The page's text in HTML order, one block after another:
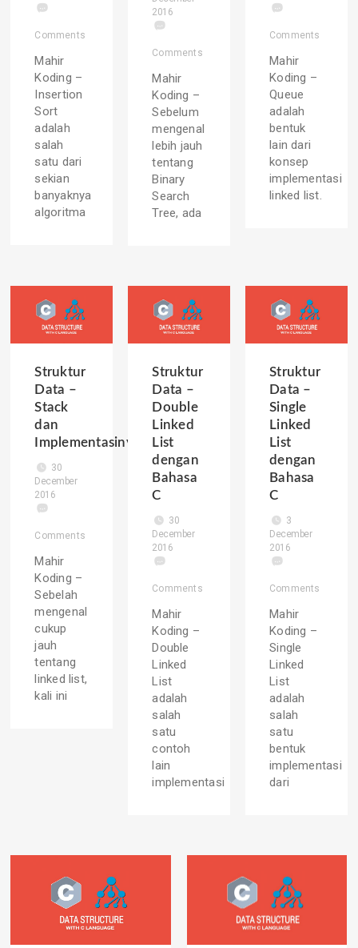
Comments
Mahir
Koding –
Insertion
Sort
adalah
salah
satu dari
sekian
banyaknya
algoritma
2016
Comments
Mahir
Koding –
Sebelum
mengenal
lebih jauh
tentang
Binary
Search
Tree, ada
Comments
Mahir
Koding –
Queue
adalah
bentuk
lain dari
konsep
implementasi
linked list.
Struktur
Data –
Stack
dan
Implementasinya
30
December
2016
Comments
Mahir
Koding –
Sebelah
mengenal
cukup
jauh
tentang
linked list,
kali ini
Struktur
Data –
Double
Linked
List
dengan
Bahasa
C
30
December
2016
Comments
Mahir
Koding –
Double
Linked
List
adalah
salah
satu
contoh
lain
implementasi
Struktur
Data –
Single
Linked
List
dengan
Bahasa
C
3
December
2016
Comments
Mahir
Koding –
Single
Linked
List
adalah
salah
satu
bentuk
implementasi
dari